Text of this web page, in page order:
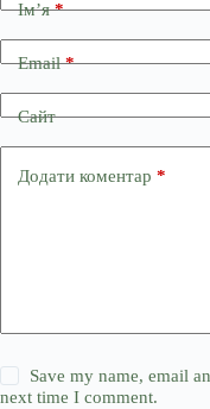
Ім’я*
Email*
Сайт
Додати коментар *
Save my name, email
next time I comment.